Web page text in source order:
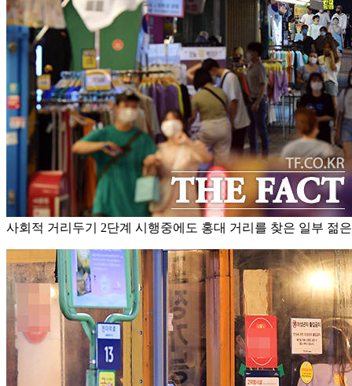
사회적 거리두기 2단계 시행중에도 홍대 거리를 찾은 일부 젊